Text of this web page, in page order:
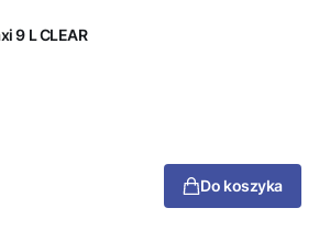
9 L CLEAR
Do koszyka